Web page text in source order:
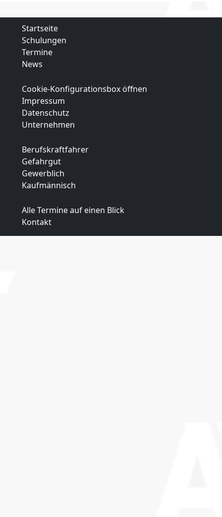
Startseite
Schulungen
Termine
News
Cookie-Konfigurationsbox öffnen
Impressum
Datenschutz
Unternehmen
Berufskraftfahrer
Gefahrgut
Gewerblich
Kaufmännisch
Alle Termine auf einen Blick
Kontakt